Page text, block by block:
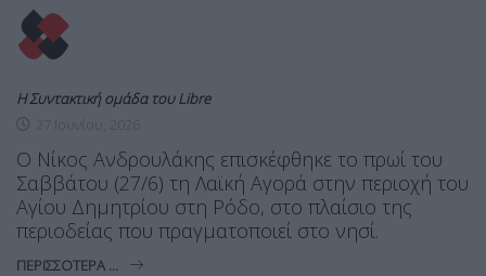
Η Συντακτική ομάδα του Libre
Ο Νίκος Ανδρουλάκης επισκέφθηκε το πρωί του
Σαββάτου (27/6) τη Λαϊκή Αγορά στην περιοχή του
Αγίου Δημητρίου στη Ρόδο, στο πλαίσιο της
περιοδείας που πραγματοποιεί στο νησί.
ΠΕΡΙΣΣΌΤΕΡΑ ...